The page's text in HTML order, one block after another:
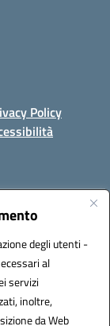
degli utenti -
al
servizi
inoltre,
da Web
Policy